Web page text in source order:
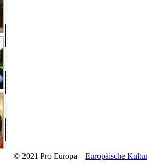
© 2021 Pro Europa – Europäische